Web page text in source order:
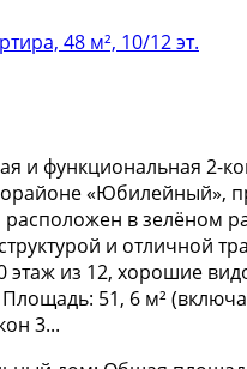
48 м², 10/12 эт.
и функциональная 2-
«Юбилейный»,
расположен в зелёном
и отличной
этаж из 12, хорошие
Площадь: 51, 6 м²
3...